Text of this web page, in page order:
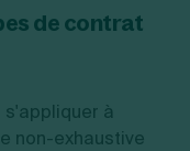
de contrat
à
non-exhaustive